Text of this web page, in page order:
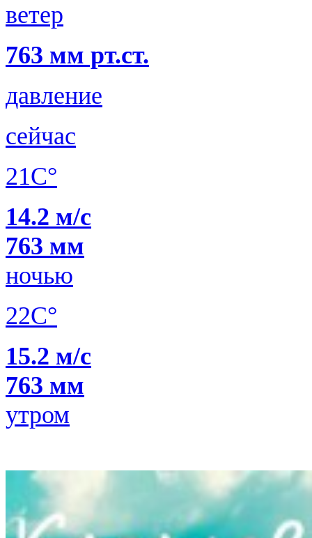
ветер
763 мм рт.ст.
давление
сейчас
21C°
14.2 м/с
763 мм
ночью
22C°
15.2 м/с
763 мм
утром